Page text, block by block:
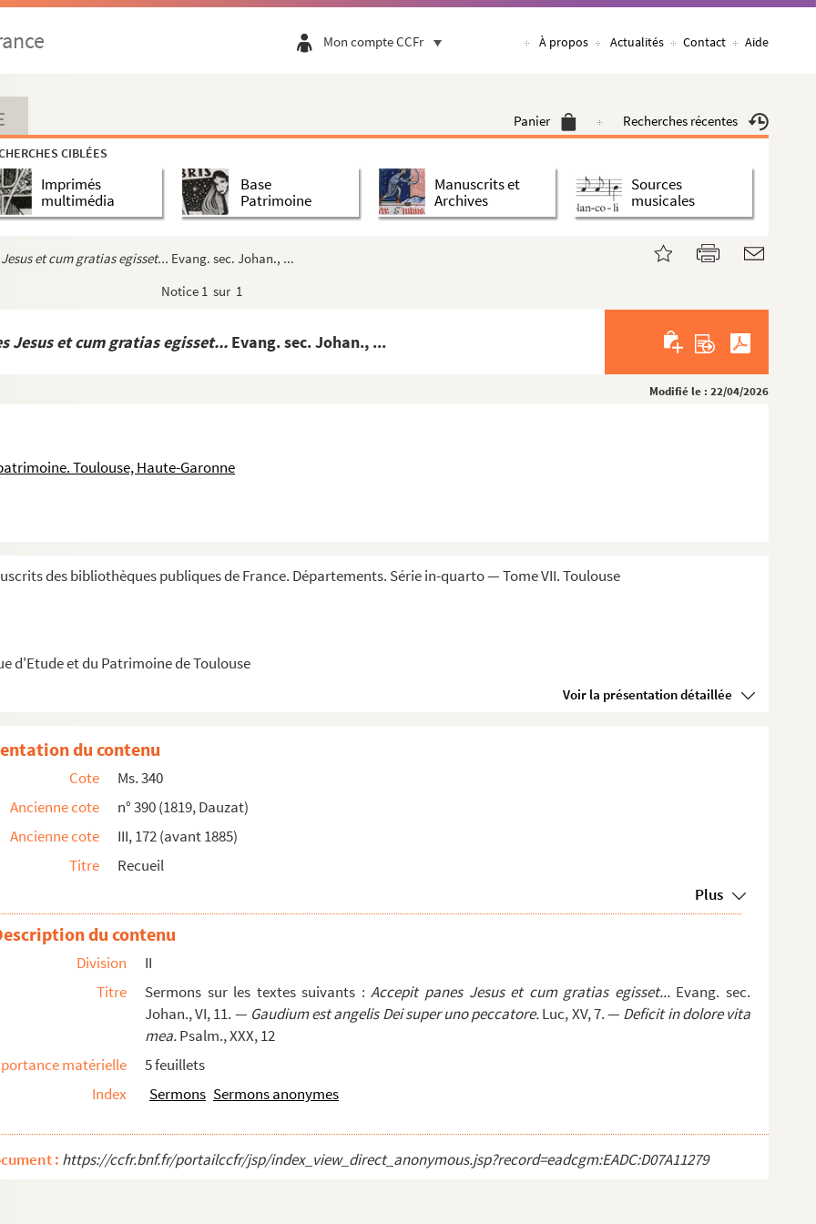
Mon compte CCFr À propos Actualités Contact Aide
Panier Recherches récentes
CIBLÉES
Imprimés
multimédia
Base
Patrimoine
Manuscrits et
Archives
Sources
musicales
et cum gratias egisset... Evang. sec. Johan., ...
Notice 1 sur 1
Jesus et cum gratias egisset... Evang. sec. Johan., ...
Modifié le : 22/04/2026
Toulouse, Haute-Garonne
des bibliothèques publiques de France. Départements. Série in-quarto — Tome VII. Toulouse
d'Etude et du Patrimoine de Toulouse
Voir la présentation détaillée
sans aucun ordre et formant une série de pet...
»
siècle attribue à tort à...
circonstances
cum gratias egisset...Evang. sec. Johan., ...
l'année
; deuxième partie d'une collection anonyme
de l'année
sanctis
Louis de Sainte Marie, docteur en théologie de la fa...
mêlées, en quatre volumes
du contenu
Cote
Ms. 340
Ancienne cote
n° 390 (1819, Dauzat)
Ancienne cote
III, 172 (avant 1885)
Titre
Recueil
Plus
du contenu
Division
II
Titre
Sermons sur les textes suivants :Accepit panes Jesus et cum gratias egisset...Evang. sec.
Johan., VI, 11. — Gaudium est angelis Dei super uno peccatore.Luc, XV, 7. — Deficit in dolore vita
mea.Psalm., XXX, 12
matérielle
5 feuillets
Index
Sermons Sermons anonymes
: https://ccfr.bnf.fr/portailccfr/jsp/index_view_direct_anonymous.jsp?record=eadcgm:EADC:D07A11279